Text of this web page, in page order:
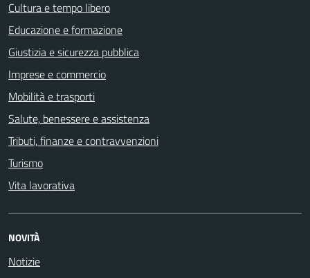
Cultura e tempo libero
Educazione e formazione
Giustizia e sicurezza pubblica
Imprese e commercio
Mobilità e trasporti
Salute, benessere e assistenza
Tributi, finanze e contravvenzioni
Turismo
Vita lavorativa
NOVITÀ
Notizie